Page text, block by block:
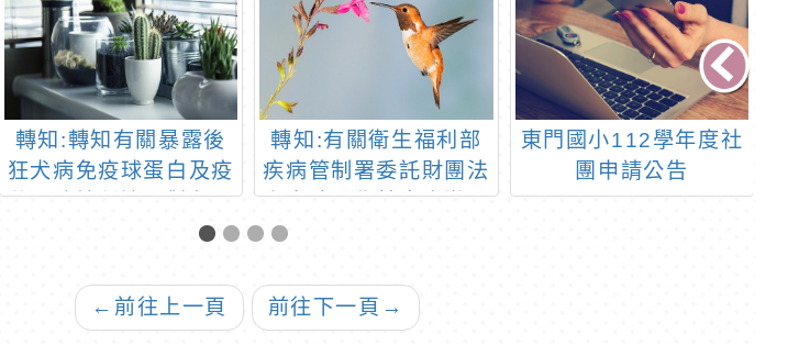
轉知:轉知有關暴露後
狂犬病免疫球蛋白及疫
苗預防接種適用對象，
咬傷人物種新增黃喉
起適用
轉知:有關衛生福利部
疾病管制署委託財團法
人杏陵醫學基金會辦理
「學校愛滋病防治及性
程，請各校踴躍參加，
請查照。
東門國小112學年度社
團申請公告
← 前往上一頁 前往下一頁 →